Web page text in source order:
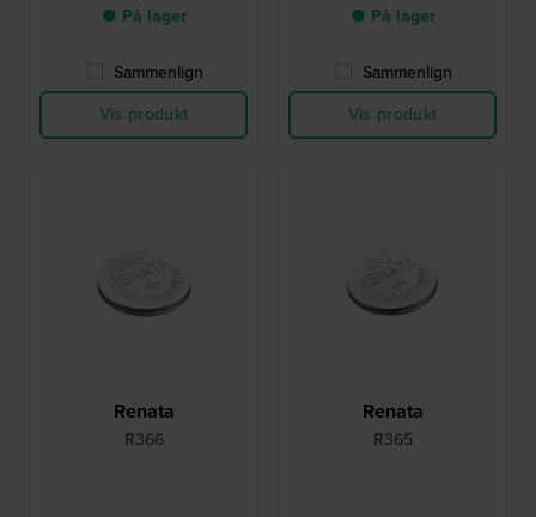
● På lager
Sammenlign
Vis produkt
● På lager
Sammenlign
Vis produkt
Renata
R366
Renata
R365